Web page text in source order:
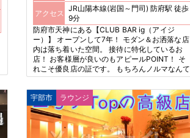
アクセス
JR山陽本線(岩国～門司) 防府駅 徒歩
9分
防府市天神にある【CLUB BAR ig（アイジ
ー）】 オープンして7年！ モダン＆お洒落な店
内は落ち着いた空間。 接待に特化しているお
店！ お客様層が良いのもアピールPOINT！ そ
れこそ優良店の証です。 もちろんノルマなんて
ありません。
宇部市 ラウンジ